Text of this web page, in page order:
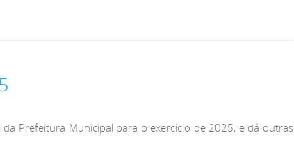
da Prefeitura Municipal para o exercício de 2025, e dá outras